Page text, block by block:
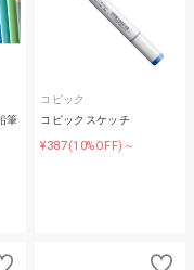
筆
コピック
コピックスケッチ
¥387(10%OFF)～